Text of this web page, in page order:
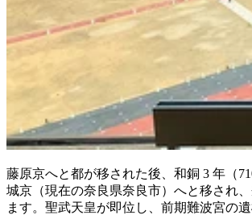
藤原京へと都が移された後、和銅 3 年（
城京（現在の奈良県奈良市）へと移され
ます。聖武天皇が即位し、前期難波宮の